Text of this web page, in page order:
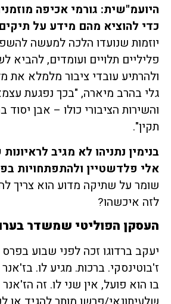
היועמ"שית: גורמי אכיפה
כדי להוציא מהם מידע על
יוזמות שנועדו הלכה למעשה
פליליים תלויים ועומדים, להביא
ולהרתיע עובדי ציבור מלמלא את
גלי בהרב מיארה, "בכך נפגעת
והשירות הציבורי כולו – אבן
תקין".
בנימין נתניהו לא מגיב
אלי פלדשטיין ולהתפתחויות
שומר על שתיקה מדוע הוא צריך
לזה איכשהו?
העסקן הפוליטי שמשדר
יעקב ברדוגו זכה לפני שבוע
ז'בוטינסקי. ברכות. מגיע לו.
בו הוא פועל, אין שני לו. זה